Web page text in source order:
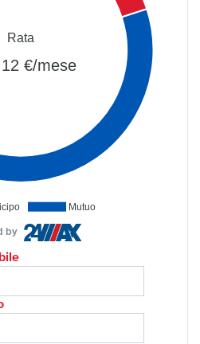
Mutuo
Rata
€/mese
by